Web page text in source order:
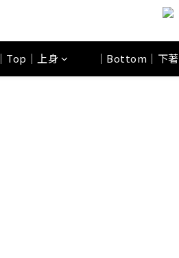
｜Top｜上身 ｜Bottom｜下著